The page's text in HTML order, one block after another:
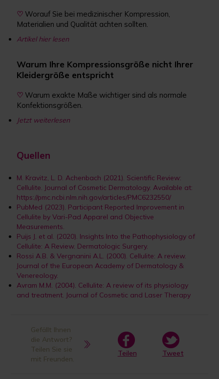
♡ Worauf Sie bei medizinischer Kompression,
Materialien und Qualität achten sollten.
Artikel hier lesen
Warum Ihre Kompressionsgröße nicht Ihrer
Kleidergröße entspricht
♡ Warum exakte Maße wichtiger sind als normale
Konfektionsgrößen.
Jetzt weiterlesen
Quellen
M. Kravitz, L. D. Achenbach (2021). Scientific Review:
Cellulite. Journal of Cosmetic Dermatology. Available at:
https://pmc.ncbi.nlm.nih.gov/articles/PMC6232550/
PubMed (2023). Participant Reported Improvement in
Cellulite by Vari-Pad Apparel and Objective
Measurements.
Puijs J. et al. (2020). Insights Into the Pathophysiology of
Cellulite: A Review. Dermatologic Surgery.
Rossi A.B. & Vergnanini A.L. (2000). Cellulite: A review.
Journal of the European Academy of Dermatology &
Venereology.
Avram M.M. (2004). Cellulite: A review of its physiology
and treatment. Journal of Cosmetic and Laser Therapy
Gefällt Ihnen
die Antwort?
Teilen Sie sie
mit Freunden.
Teilen Tweet